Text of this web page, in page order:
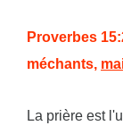
Proverbes
méchants,
La prière est